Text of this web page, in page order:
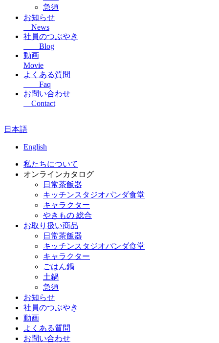
急須
お知らせ
News
社員のつぶやき
Blog
動画
Movie
よくある質問
Faq
お問い合わせ
Contact
日本語
English
私たちについて
オンラインカタログ
日常茶飯器
キッチンスタジオパンダ食堂
キャラクター
やきもの 総合
お取り扱い商品
日常茶飯器
キッチンスタジオパンダ食堂
キャラクター
ごはん鍋
土鍋
急須
お知らせ
社員のつぶやき
動画
よくある質問
お問い合わせ